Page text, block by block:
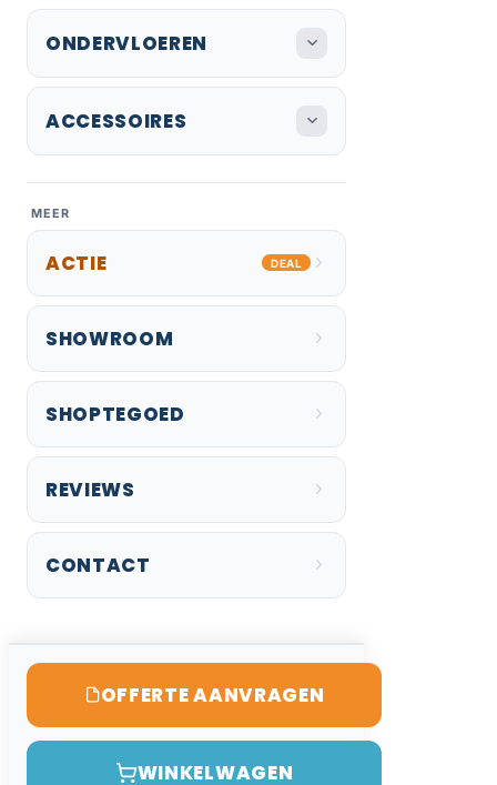
ONDERVLOEREN
ACCESSOIRES
MEER
ACTIE DEAL
SHOWROOM
SHOPTEGOED
REVIEWS
CONTACT
OFFERTE AANVRAGEN
WINKELWAGEN